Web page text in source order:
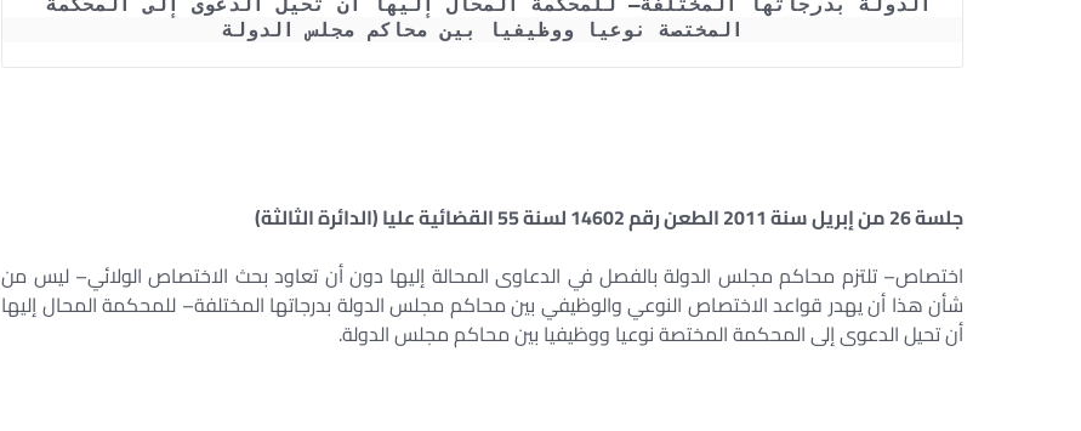
المختصة نوعيا ووظيفيا بين محاكم مجلس الدولة
جلسة 26 من إبريل سنة 2011 الطعن رقم 14602 لسنة 55 القضائية عليا (الدائرة الثالثة)
اختصاص– تلتزم محاكم مجلس الدولة بالفصل في الدعاوى المحالة إليها دون أن تعاود بحث الاختصاص الولائي– ليس من
شأن هذا أن يهدر قواعد الاختصاص النوعي والوظيفي بين محاكم مجلس الدولة بدرجاتها المختلفة– للمحكمة المحال إليها
أن تحيل الدعوى إلى المحكمة المختصة نوعيا ووظيفيا بين محاكم مجلس الدولة.